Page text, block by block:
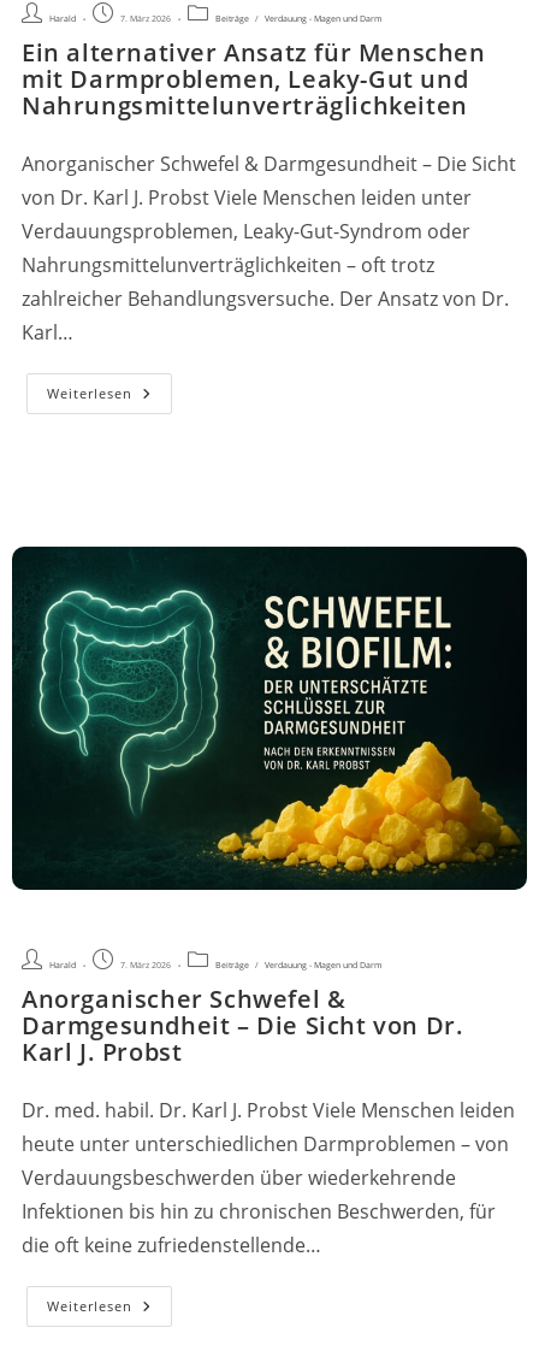
Ein alternativer Ansatz für Menschen
mit Darmproblemen, Leaky-Gut und
Nahrungsmittelunverträglichkeiten
Beitrags-
Autor:
Harald
Beitrag
veröffentlicht:
7. März 2026
Beitrags-
Kategorie:
Beiträge / Verdauung - Magen und Darm
Anorganischer Schwefel & Darmgesundheit – Die Sicht
von Dr. Karl J. Probst Viele Menschen leiden unter
Verdauungsproblemen, Leaky-Gut-Syndrom oder
Nahrungsmittelunverträglichkeiten – oft trotz
zahlreicher Behandlungsversuche. Der Ansatz von Dr.
Karl…
Weiterlesen Ein
Alternativer
Und
Anorganischer Schwefel &
Darmgesundheit – Die Sicht von Dr.
Karl J. Probst
Beitrags-
Autor:
Harald
Beitrag
veröffentlicht:
7. März 2026
Beitrags-
Kategorie:
Beiträge / Verdauung - Magen und Darm
Dr. med. habil. Dr. Karl J. Probst Viele Menschen leiden
heute unter unterschiedlichen Darmproblemen – von
Verdauungsbeschwerden über wiederkehrende
Infektionen bis hin zu chronischen Beschwerden, für
die oft keine zufriedenstellende…
Weiterlesen Anorganischer
Schwefel